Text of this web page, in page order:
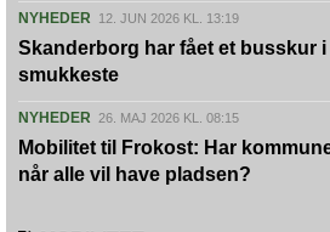
NYHEDER 12. JUN 2026 KL. 13:19
Skanderborg har fået et busskur
smukkeste
NYHEDER 26. MAJ 2026 KL. 08:15
Mobilitet til Frokost: Har
når alle vil have pladsen?